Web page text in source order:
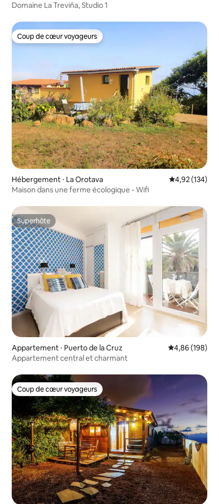
Domaine La Treviña, Studio 1
Coup de cœur voyageurs
Coup de cœur voyageurs
Hébergement ⋅ La Orotava Évaluation
4,92 (134)
Maison dans une ferme écologique - Wifi
Superhôte
Superhôte
Appartement ⋅ Puerto de la Cruz Évaluation
4,86 (198)
Appartement central et charmant
Coup de cœur voyageurs
Coup de cœur voyageurs